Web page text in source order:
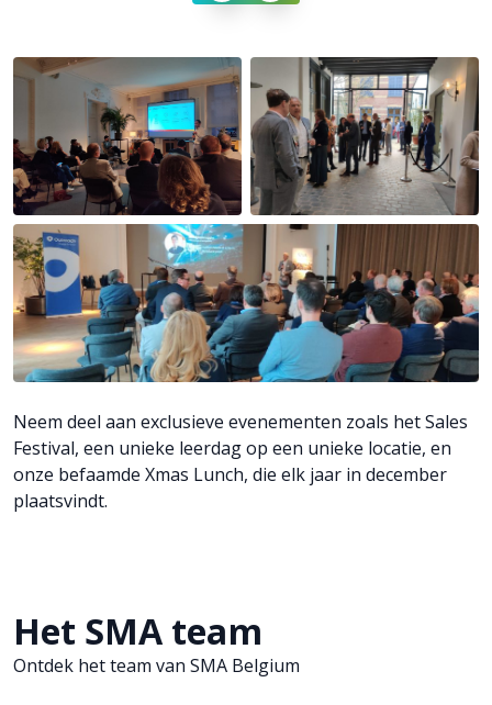
Neem deel aan exclusieve evenementen zoals het Sales
Festival, een unieke leerdag op een unieke locatie, en
onze befaamde Xmas Lunch, die elk jaar in december
plaatsvindt.
Het SMA team
Ontdek het team van SMA Belgium